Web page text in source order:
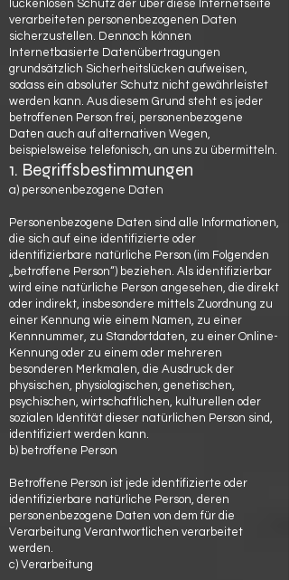
lückenlosen Schutz der über diese Internetseite
verarbeiteten personenbezogenen Daten
sicherzustellen. Dennoch können
Internetbasierte Datenübertragungen
grundsätzlich Sicherheitslücken aufweisen,
sodass ein absoluter Schutz nicht gewährleistet
werden kann. Aus diesem Grund steht es jeder
betroffenen Person frei, personenbezogene
Daten auch auf alternativen Wegen,
beispielsweise telefonisch, an uns zu übermitteln.
1. Begriffsbestimmungen
a) personenbezogene Daten
Personenbezogene Daten sind alle Informationen,
die sich auf eine identifizierte oder
identifizierbare natürliche Person (im Folgenden
„betroffene Person“) beziehen. Als identifizierbar
wird eine natürliche Person angesehen, die direkt
oder indirekt, insbesondere mittels Zuordnung zu
einer Kennung wie einem Namen, zu einer
Kennnummer, zu Standortdaten, zu einer Online-
Kennung oder zu einem oder mehreren
besonderen Merkmalen, die Ausdruck der
physischen, physiologischen, genetischen,
psychischen, wirtschaftlichen, kulturellen oder
sozialen Identität dieser natürlichen Person sind,
identifiziert werden kann.
b) betroffene Person
Betroffene Person ist jede identifizierte oder
identifizierbare natürliche Person, deren
personenbezogene Daten von dem für die
Verarbeitung Verantwortlichen verarbeitet
werden.
c) Verarbeitung